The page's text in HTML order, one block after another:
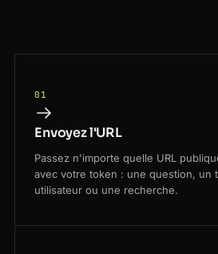
01
Envoyez l'URL
Passez n'importe quelle URL
avec votre token : une question, un
utilisateur ou une recherche.